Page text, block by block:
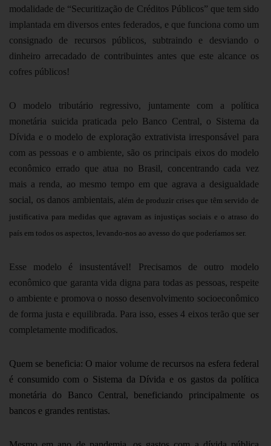
modalidade de “Securitização de Créditos Públicos” que tem sido
implantada em diversos entes federados, e que funciona como um
consignado de recursos públicos, subtraindo e desviando o
dinheiro arrecadado de contribuintes antes que este alcance os
cofres públicos!
O modelo tributário regressivo, juntamente com a política
monetária suicida praticada pelo Banco Central, o Sistema da
Dívida e o modelo de exploração extrativista irresponsável para
com as pessoas e o ambiente, são os principais eixos do modelo
econômico errado que atua no Brasil, concentrando cada vez
mais a renda, ao mesmo tempo em que agrava a desigualdade
social, os danos ambientais,além de produzir crises que têm servido de
justificativa para medidas que agravam as injustiças sociais e o atraso do
país em todos os aspectos, levando-nos ao avesso do que poderíamos ser.
Esse modelo é insustentável! Precisamos de outro modelo
econômico que garanta vida digna para todas as pessoas, respeite
o ambiente e promova o nosso desenvolvimento socioeconômico
de forma justa e equilibrada. Para isso, esses 4 eixos terão que ser
completamente modificados.
Quem se beneficia: O maior volume de recursos na esfera federal
é consumido com o Sistema da Dívida e os gastos da política
monetária do Banco Central, beneficiando principalmente os
bancos e grandes rentistas.